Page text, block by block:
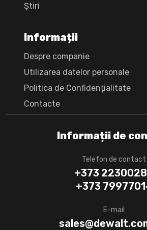
Informații de
Telefon de contact
+373
+373
E-mail
Știri
Informații
Despre companie
Utilizarea datelor personale
Politica de Confidențialitate
Сontacte